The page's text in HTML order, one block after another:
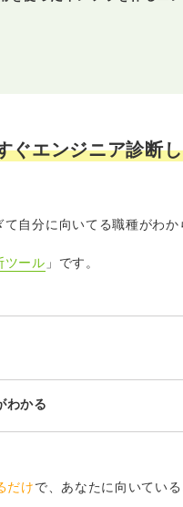
ぐエンジニア診断
自分に向いてる職種がわか
ツール 」です。
わかる
だけで、あなたに向いてい